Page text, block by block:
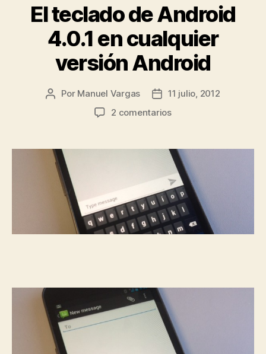
El teclado de Android
4.0.1 en cualquier
versión Android
Autor
Por Manuel Vargas
Fecha
de
11 julio, 2012
2 comentariosen
de
Android
4.0.1
en
cualquier
versión
Android